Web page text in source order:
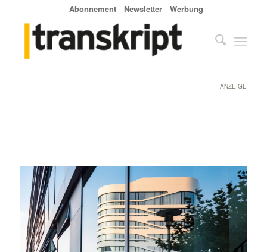
Abonnement Newsletter Werbung
ANZEIGE